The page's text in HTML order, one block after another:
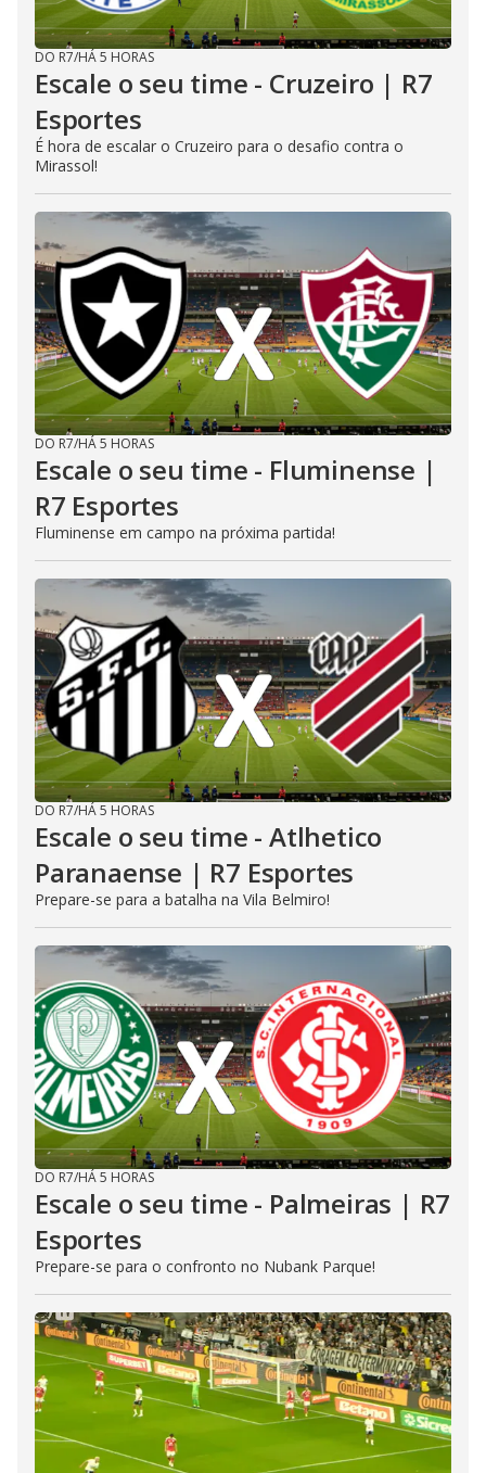
DO R7/HÁ 5 HORAS
Escale o seu time - Cruzeiro | R7
Esportes
É hora de escalar o Cruzeiro para o desafio contra o
Mirassol!
DO R7/HÁ 5 HORAS
Escale o seu time - Fluminense |
R7 Esportes
Fluminense em campo na próxima partida!
DO R7/HÁ 5 HORAS
Escale o seu time - Atlhetico
Paranaense | R7 Esportes
Prepare-se para a batalha na Vila Belmiro!
DO R7/HÁ 5 HORAS
Escale o seu time - Palmeiras | R7
Esportes
Prepare-se para o confronto no Nubank Parque!